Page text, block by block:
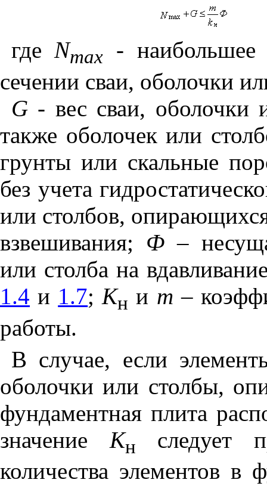
гдеNmax
- наибольшее
сечении сваи, оболочки
G - вес сваи, оболочки
также оболочек или
грунты или скальные
без учета
или столбов,
взвешивания; Ф –
или столба на
1.4 и 1.7;Кн и m –
работы.
В случае, если
оболочки или столбы,
фундаментная плита
значение Кн
следует
количества элементов в